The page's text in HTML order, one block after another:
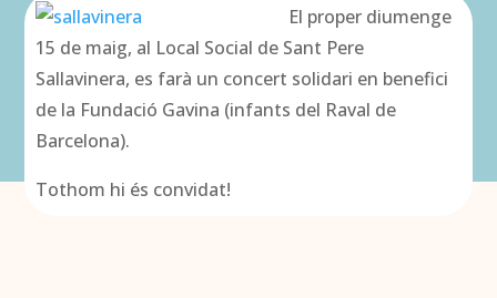
El proper diumenge
15 de maig, al Local Social de Sant Pere
Sallavinera, es farà un concert solidari en benefici
de la Fundació Gavina (infants del Raval de
Barcelona).
Tothom hi és convidat!